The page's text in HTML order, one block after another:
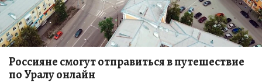
Россияне смогут отправиться в путешествие
по Уралу онлайн